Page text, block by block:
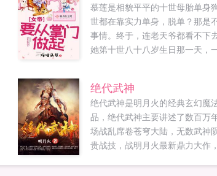
慕莲是相貌平平的十世母胎单身
世都在靠实力单身，脱单？那是
事情。终于，连老天爷都看不下
她第十世八十八岁生日那一天，
多了一位女掌门。当慕莲站在冷风
吸异界的空气时，周围突然安静了
的单身系统究极进化版已上线，
她不禁抽了抽嘴角，谁来告诉她
然冒出来的系统到底是怎么回事...
绝代武神
绝代武神是明月火的经典玄幻魔
品，绝代武神主要讲述了数百万
场战乱席卷苍穹大陆，无数武神
贵战技，战明月火最新鼎力大作